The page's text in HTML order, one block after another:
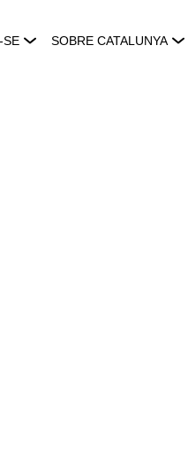
SE SOBRE CATALUNYA